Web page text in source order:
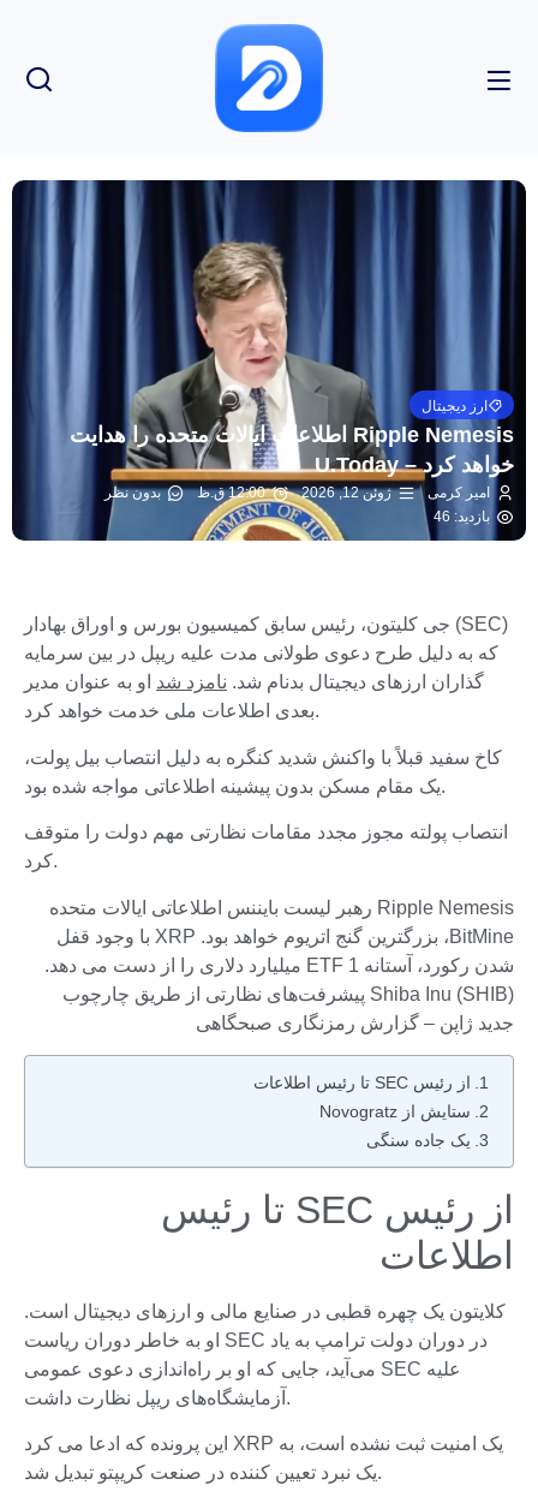
ارز دیجیتال
Ripple Nemesis اطلاعات ایالات متحده را هدایت
خواهد کرد – U.Today
امیر کرمی ژوئن 12, 2026 12:00 ق.ظ
بدون نظر
بازدید: 46
جی کلیتون، رئیس سابق کمیسیون بورس و اوراق بهادار (SEC)
که به دلیل طرح دعوی طولانی مدت علیه ریپل در بین سرمایه
گذاران ارزهای دیجیتال بدنام شد. نامزد شد او به عنوان مدیر
بعدی اطلاعات ملی خدمت خواهد کرد.
کاخ سفید قبلاً با واکنش شدید کنگره به دلیل انتصاب بیل پولت،
یک مقام مسکن بدون پیشینه اطلاعاتی مواجه شده بود.
انتصاب پولته مجوز مجدد مقامات نظارتی مهم دولت را متوقف
کرد.
Ripple Nemesis رهبر لیست بایننس اطلاعاتی ایالات متحده
BitMine، بزرگترین گنج اتریوم خواهد بود. XRP با وجود قفل
شدن رکورد، آستانه ETF 1 میلیارد دلاری را از دست می دهد.
Shiba Inu (SHIB) پیشرفت‌های نظارتی از طریق چارچوب
جدید ژاپن – گزارش رمزنگاری صبحگاهی
از رئیس SEC تا رئیس اطلاعات
ستایش از Novogratz
یک جاده سنگی
از رئیس SEC تا رئیس
اطلاعات
کلایتون یک چهره قطبی در صنایع مالی و ارزهای دیجیتال است.
او به خاطر دوران ریاست SEC در دوران دولت ترامپ به یاد
می‌آید، جایی که او بر راه‌اندازی دعوی عمومی SEC علیه
آزمایشگاه‌های ریپل نظارت داشت.
این پرونده که ادعا می کرد XRP یک امنیت ثبت نشده است، به
یک نبرد تعیین کننده در صنعت کریپتو تبدیل شد.